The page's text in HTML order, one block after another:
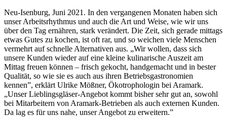
Neu-Isenburg, Juni 2021. In den vergangenen Monaten haben sich
unser Arbeitsrhythmus und auch die Art und Weise, wie wir uns
über den Tag ernähren, stark verändert. Die Zeit, sich gerade mittags
etwas Gutes zu kochen, ist oft rar, und so weichen viele Menschen
vermehrt auf schnelle Alternativen aus. „Wir wollen, dass sich
unsere Kunden wieder auf eine kleine kulinarische Auszeit am
Mittag freuen können – frisch gekocht, handgemacht und in bester
Qualität, so wie sie es auch aus ihren Betriebsgastronomien
kennen”, erklärt Ulrike Mößner, Ökotrophologin bei Aramark.
„Unser Lieblingsgläser-Angebot kommt bisher sehr gut an, sowohl
bei Mitarbeitern von Aramark-Betrieben als auch externen Kunden.
Da lag es für uns nahe, unser Angebot zu erweitern.”